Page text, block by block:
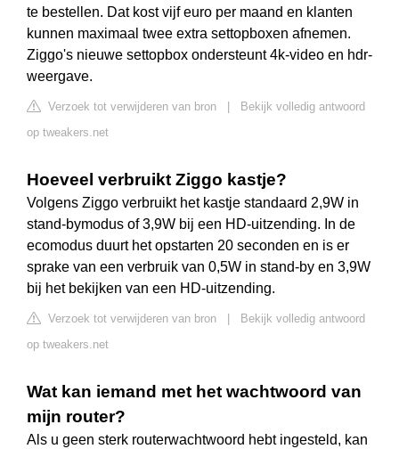
te bestellen. Dat kost vijf euro per maand en klanten
kunnen maximaal twee extra settopboxen afnemen.
Ziggo's nieuwe settopbox ondersteunt 4k-video en hdr-
weergave.
Verzoek tot verwijderen van bron
Bekijk volledig antwoord
op tweakers.net
Hoeveel verbruikt Ziggo kastje?
Volgens Ziggo verbruikt het kastje standaard 2,9W in
stand-bymodus of 3,9W bij een HD-uitzending. In de
ecomodus duurt het opstarten 20 seconden en is er
sprake van een verbruik van 0,5W in stand-by en 3,9W
bij het bekijken van een HD-uitzending.
Verzoek tot verwijderen van bron
Bekijk volledig antwoord
op tweakers.net
Wat kan iemand met het wachtwoord van
mijn router?
Als u geen sterk routerwachtwoord hebt ingesteld, kan